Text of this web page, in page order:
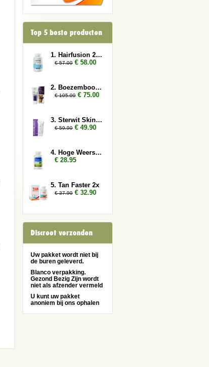
Top 5 beste producten
1. Hairfusion 2 x Plus 1 gratis
€ 57.00 € 58.00
2. Boezembooster 3x
€ 105.00 € 75.00
3. Sterwit Skin 2x
€ 59.90 € 49.90
4. Hoge Weerstand (Colostrum)
€ 28.95
5. Tan Faster 2x
€ 37.90 € 32.90
Discreet verzonden
Uw pakket wordt niet bij
de buren geleverd.
Blanco verpakking.
Gezond Bezig Zijn wordt
niet als afzender vermeld
U kunt uw pakket
anoniem bij ons ophalen